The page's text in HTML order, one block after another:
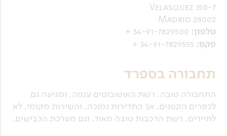
Velasquez 150-7
Madrid 28002
טלפון:
פקס:
תחבורה בספרד
התחבורה טובה. רשת האוטובוסים ענפה, ומגיעה גם
לכפרים הקטנים, אך התדירות נמוכה, והשירות מקומי, לא
לתיירים. רשת הרכבות טובה מאוד, וגם מערכת הכבישים.